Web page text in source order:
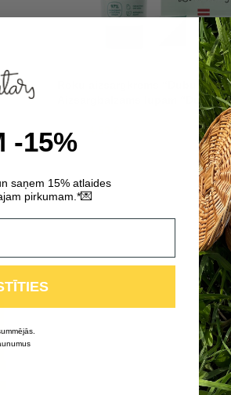
Roku aizsargkrēms “Dubulti” +
Aizsargbalzams lūpām “Dubulti”
6,46
-15%
saņem 15% atlaides
pirkumam.*💌